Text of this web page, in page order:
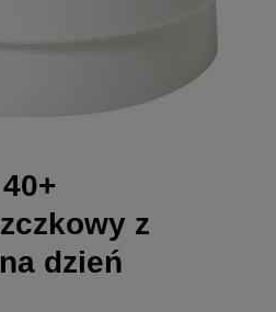
z
dzień